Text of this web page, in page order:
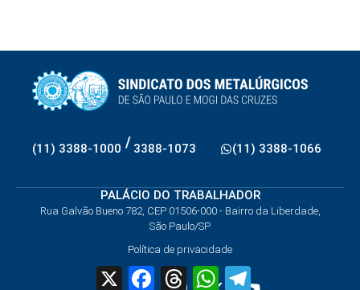
(11) 3388-1000 / 3388-1073 (11) 3388-1066
PALÁCIO DO TRABALHADOR
Rua Galvão Bueno 782, CEP 01506-000 - Bairro da Liberdade,
São Paulo/SP
Política de privacidade
X FacebookThreadsWhatsApp